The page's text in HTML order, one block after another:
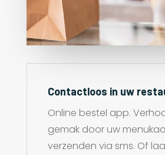
Contactloos in uw
Online bestel app.
gemak door uw
verzenden via sms. Of